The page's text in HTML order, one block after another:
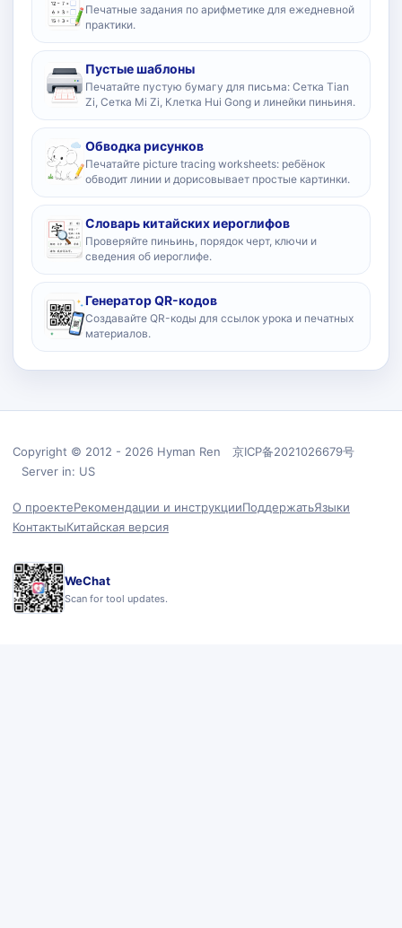
Печатные задания по арифметике для ежедневной
практики.
Пустые шаблоны
Печатайте пустую бумагу для письма: Сетка Tian
Zi, Сетка Mi Zi, Клетка Hui Gong и линейки пиньиня.
Обводка рисунков
Печатайте picture tracing worksheets: ребёнок
обводит линии и дорисовывает простые картинки.
Словарь китайских иероглифов
Проверяйте пиньинь, порядок черт, ключи и
сведения об иероглифе.
Генератор QR-кодов
Создавайте QR-коды для ссылок урока и печатных
материалов.
Copyright © 2012 - 2026 Hyman Ren 京ICP备2021026679号
Server in: US
О проектеРекомендации и инструкцииПоддержатьЯзыки
КонтактыКитайская версия
WeChat
Scan for tool updates.